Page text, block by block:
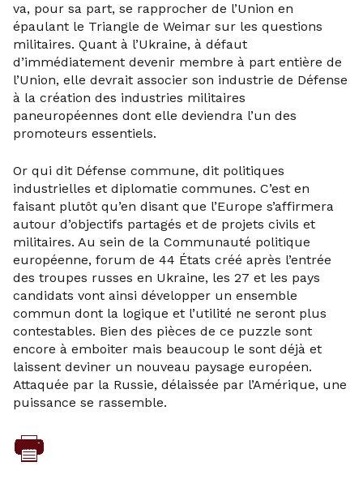
va, pour sa part, se rapprocher de l’Union en
épaulant le Triangle de Weimar sur les questions
militaires. Quant à l’Ukraine, à défaut
d’immédiatement devenir membre à part entière de
l’Union, elle devrait associer son industrie de Défense
à la création des industries militaires
paneuropéennes dont elle deviendra l’un des
promoteurs essentiels.
Or qui dit Défense commune, dit politiques
industrielles et diplomatie communes. C’est en
faisant plutôt qu’en disant que l’Europe s’affirmera
autour d’objectifs partagés et de projets civils et
militaires. Au sein de la Communauté politique
européenne, forum de 44 États créé après l’entrée
des troupes russes en Ukraine, les 27 et les pays
candidats vont ainsi développer un ensemble
commun dont la logique et l’utilité ne seront plus
contestables. Bien des pièces de ce puzzle sont
encore à emboiter mais beaucoup le sont déjà et
laissent deviner un nouveau paysage européen.
Attaquée par la Russie, délaissée par l’Amérique, une
puissance se rassemble.